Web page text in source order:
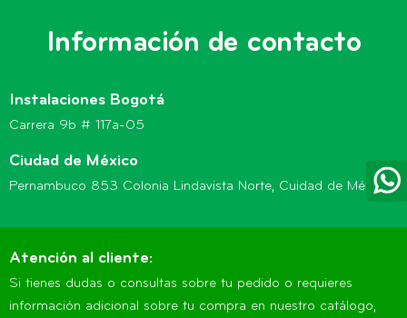
Información de contacto
Instalaciones Bogotá
Carrera 9b # 117a-05
Ciudad de México
Pernambuco 853 Colonia Lindavista Norte, Cuidad de México
Atención al cliente:
Si tienes dudas o consultas sobre tu pedido o requieres
información adicional sobre tu compra en nuestro catálogo,